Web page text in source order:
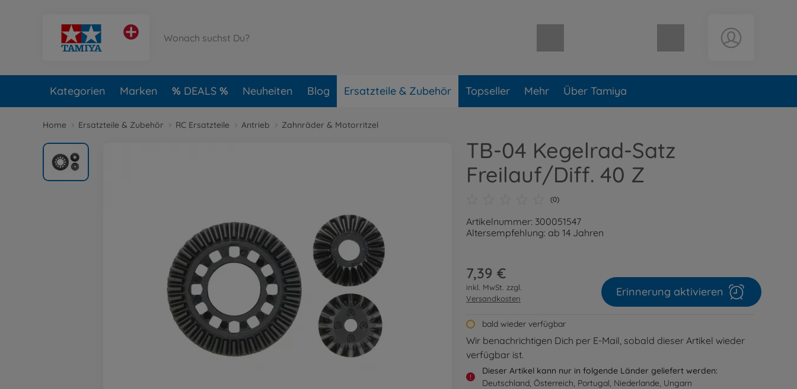
Warenkorb leer
Kategorien Marken DEALS Neuheiten Blog Ersatzteile & Zubehör Topseller Mehr Über Tamiya
Home Ersatzteile & Zubehör RC Ersatzteile Antrieb Zahnräder & Motorritzel
TB-04 Kegelrad-Satz
Freilauf/Diff. 40 Z
(0)
Artikelnummer: 300051547
Altersempfehlung: ab 14 Jahren
7,39 €
inkl. MwSt. zzgl.
Versandkosten
bald wieder verfügbar
Wir benachrichtigen Dich per E-Mail, sobald dieser Artikel wieder
verfügbar ist.
Erinnerung aktivieren
!
Dieser Artikel kann nur in folgende Länder geliefert werden:
Deutschland, Österreich, Portugal, Niederlande, Ungarn